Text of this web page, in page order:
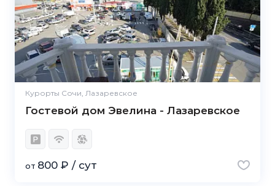
Курорты Сочи, Лазаревское
Гостевой дом Эвелина - Лазаревское
от 800 ₽ / сут